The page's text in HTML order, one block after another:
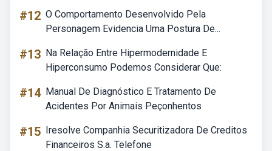
#12 O Comportamento Desenvolvido Pela
Personagem Evidencia Uma Postura De...
#13 Na Relação Entre Hipermodernidade E
Hiperconsumo Podemos Considerar Que:
#14 Manual De Diagnóstico E Tratamento De
Acidentes Por Animais Peçonhentos
#15 Iresolve Companhia Securitizadora De Creditos
Financeiros S.a. Telefone